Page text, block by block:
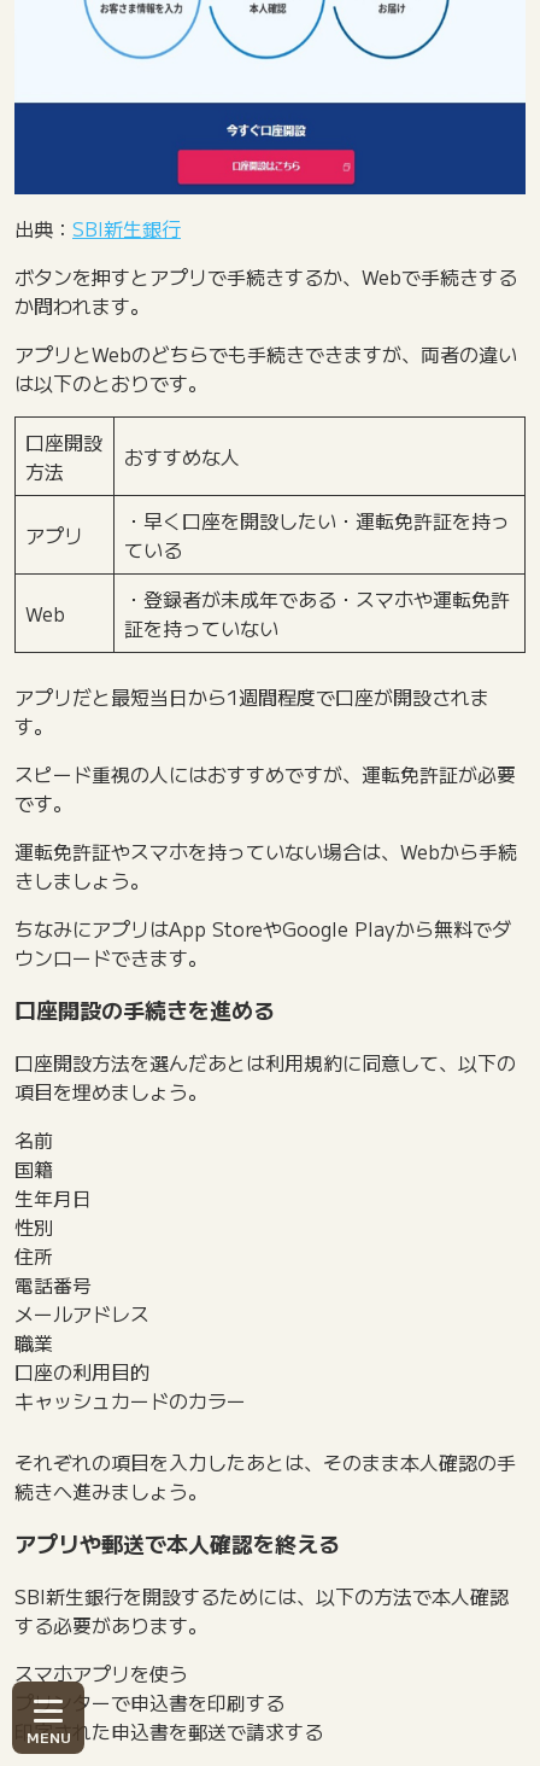
出典： SBI新生銀行
ボタンを押すとアプリで手続きするか、Webで手続きする
か問われます。
アプリとWebのどちらでも手続きできますが、両者の違い
は以下のとおりです。
口座開設
方法
おすすめな人
アプリ
・早く口座を開設したい・運転免許証を持っ
ている
Web
・登録者が未成年である・スマホや運転免許
証を持っていない
アプリだと最短当日から1週間程度で口座が開設されま
す。
スピード重視の人にはおすすめですが、運転免許証が必要
です。
運転免許証やスマホを持っていない場合は、Webから手続
きしましょう。
ちなみにアプリはApp StoreやGoogle Playから無料でダ
ウンロードできます。
口座開設の手続きを進める
口座開設方法を選んだあとは利用規約に同意して、以下の
項目を埋めましょう。
名前
国籍
生年月日
性別
住所
電話番号
メールアドレス
職業
口座の利用目的
キャッシュカードのカラー
それぞれの項目を入力したあとは、そのまま本人確認の手
続きへ進みましょう。
アプリや郵送で本人確認を終える
SBI新生銀行を開設するためには、以下の方法で本人確認
する必要があります。
スマホアプリを使う
プリンターで申込書を印刷する
印字された申込書を郵送で請求する